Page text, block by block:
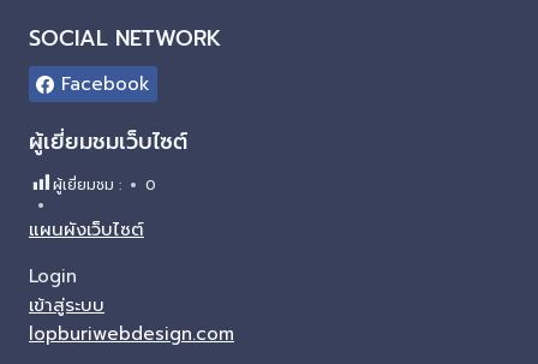
SOCIAL NETWORK
Facebook
ผู้เยี่ยมชมเว็บไซต์
ผู้เยี่ยมชม : 0
แผนผังเว็บไซต์
Login
เข้าสู่ระบบ
lopburiwebdesign.com